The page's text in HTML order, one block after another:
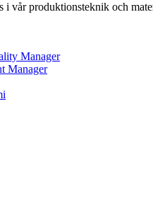
i vår produktionsteknik och
Manager
Manager